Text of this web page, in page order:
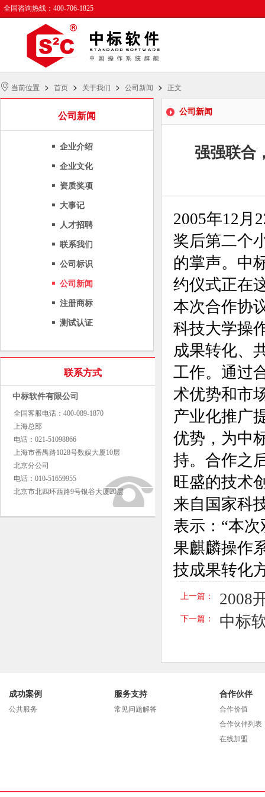
全国咨询热线：400-706-1825
当前位置 > 首页 > 关于我们 > 公司新闻 > 正文
公司新闻
企业介绍
企业文化
资质奖项
大事记
人才招聘
联系我们
公司标识
公司新闻
注册商标
测试认证
联系方式
中标软件有限公司
全国客服电话：400-089-1870
上海总部
电话：021-51098866
上海市番禺路1028号数娱大厦10层
北京分公司
电话：010-51659955
北京市北四环西路9号银谷大厦20层
公司新闻
强强联合
2005年12月
奖后第二个
的掌声。中
约仪式正在
本次合作协
科技大学操
成果转化、
工作。通过
术优势和市
产业化推广
优势，为中
持。合作之
旺盛的技术
来自国家科
表示：“本
果麒麟操作
技成果转化
上一篇： 2008
下一篇： 中标
成功案例
公共服务
服务支持
常见问题解答
合作伙伴
合作价值
合作伙伴列表
在线加盟